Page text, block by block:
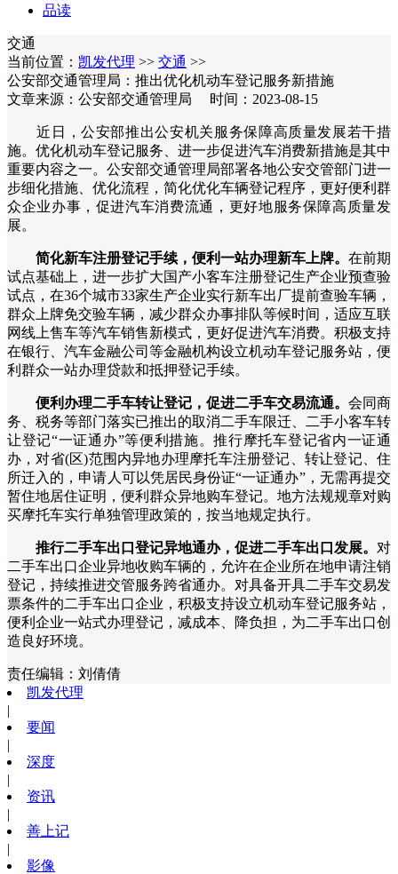
品读
交通
当前位置： 凯发代理 >> 交通 >>
公安部交通管理局：推出优化机动车登记服务新措施
文章来源：公安部交通管理局 时间：2023-08-15
近日，公安部推出公安机关服务保障高质量发展若干措
施。优化机动车登记服务、进一步促进汽车消费新措施是其中
重要内容之一。公安部交通管理局部署各地公安交管部门进一
步细化措施、优化流程，简化优化车辆登记程序，更好便利群
众企业办事，促进汽车消费流通，更好地服务保障高质量发
展。
简化新车注册登记手续，便利一站办理新车上牌。 在前期
试点基础上，进一步扩大国产小客车注册登记生产企业预查验
试点，在36个城市33家生产企业实行新车出厂提前查验车辆，
群众上牌免交验车辆，减少群众办事排队等候时间，适应互联
网线上售车等汽车销售新模式，更好促进汽车消费。积极支持
在银行、汽车金融公司等金融机构设立机动车登记服务站，便
利群众一站办理贷款和抵押登记手续。
便利办理二手车转让登记，促进二手车交易流通。 会同商
务、税务等部门落实已推出的取消二手车限迁、二手小客车转
让登记“一证通办”等便利措施。推行摩托车登记省内一证通
办，对省(区)范围内异地办理摩托车注册登记、转让登记、住
所迁入的，申请人可以凭居民身份证“一证通办”，无需再提交
暂住地居住证明，便利群众异地购车登记。地方法规规章对购
买摩托车实行单独管理政策的，按当地规定执行。
推行二手车出口登记异地通办，促进二手车出口发展。 对
二手车出口企业异地收购车辆的，允许在企业所在地申请注销
登记，持续推进交管服务跨省通办。对具备开具二手车交易发
票条件的二手车出口企业，积极支持设立机动车登记服务站，
便利企业一站式办理登记，减成本、降负担，为二手车出口创
造良好环境。
责任编辑： 刘倩倩
凯发代理
|
要闻
|
深度
|
资讯
|
善上记
|
影像